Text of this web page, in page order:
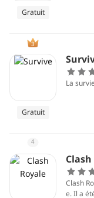
Gratuit
3
Gratuit
La
4
Clash
e. Il a